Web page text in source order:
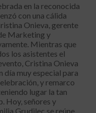
en la reconocida
con una cálida
Onieva, gerente
Marketing y
Mientras que
los asistentes el
Cristina Onieva
día muy especial para
y remarco
lugar la tan
Hoy, señores y
Grudilec se reúne